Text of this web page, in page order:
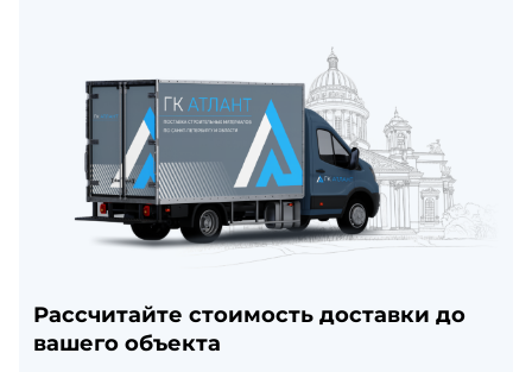
Рассчитайте стоимость доставки до
вашего объекта